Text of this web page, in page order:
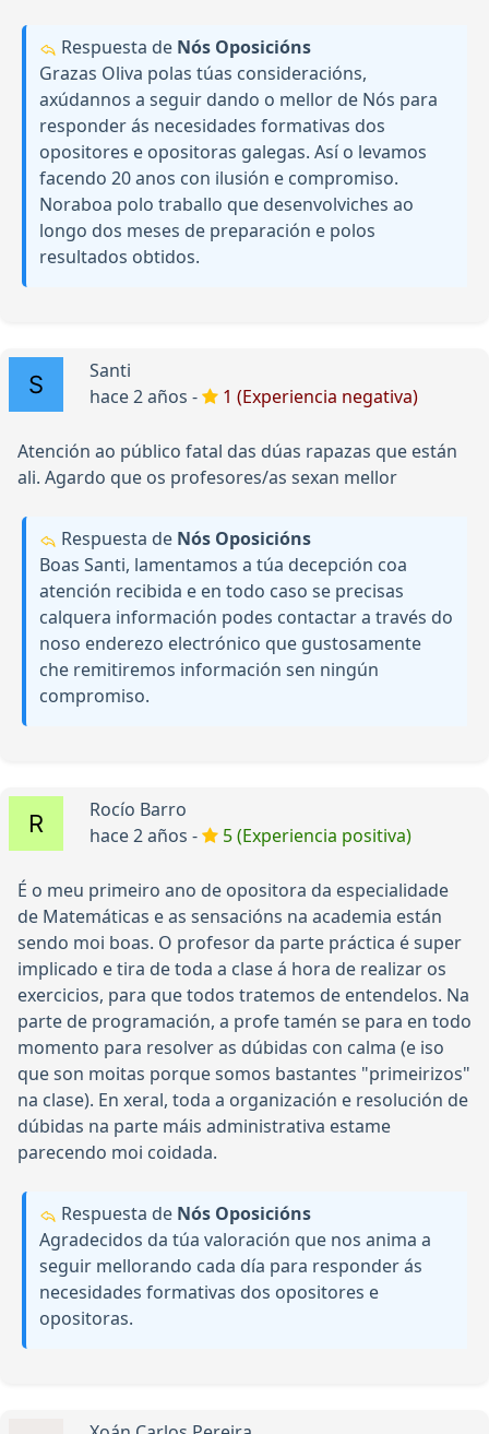
Respuesta de Nós Oposicións
Grazas Oliva polas túas consideracións,
axúdannos a seguir dando o mellor de Nós para
responder ás necesidades formativas dos
opositores e opositoras galegas. Así o levamos
facendo 20 anos con ilusión e compromiso.
Noraboa polo traballo que desenvolviches ao
longo dos meses de preparación e polos
resultados obtidos.
Santi
hace 2 años -
1 (Experiencia negativa)
Atención ao público fatal das dúas rapazas que están
ali. Agardo que os profesores/as sexan mellor
Respuesta de Nós Oposicións
Boas Santi, lamentamos a túa decepción coa
atención recibida e en todo caso se precisas
calquera información podes contactar a través do
noso enderezo electrónico que gustosamente
che remitiremos información sen ningún
compromiso.
Rocío Barro
hace 2 años -
5 (Experiencia positiva)
É o meu primeiro ano de opositora da especialidade
de Matemáticas e as sensacións na academia están
sendo moi boas. O profesor da parte práctica é super
implicado e tira de toda a clase á hora de realizar os
exercicios, para que todos tratemos de entendelos. Na
parte de programación, a profe tamén se para en todo
momento para resolver as dúbidas con calma (e iso
que son moitas porque somos bastantes "primeirizos"
na clase). En xeral, toda a organización e resolución de
dúbidas na parte máis administrativa estame
parecendo moi coidada.
Respuesta de Nós Oposicións
Agradecidos da túa valoración que nos anima a
seguir mellorando cada día para responder ás
necesidades formativas dos opositores e
opositoras.